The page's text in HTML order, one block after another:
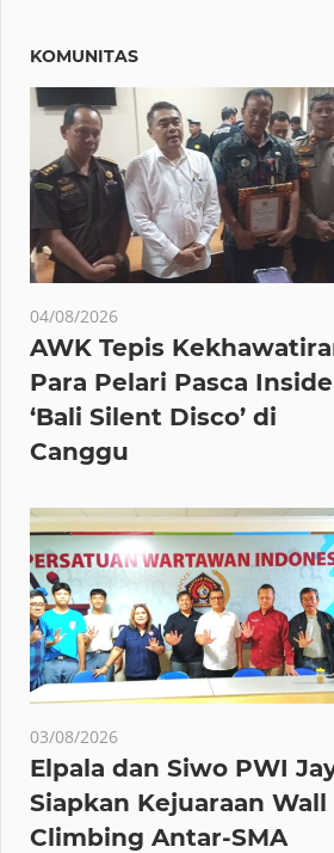
KOMUNITAS
04/08/2026
AWK Tepis
Para Pelari Pasca
‘Bali Silent Disco’ di
Canggu
03/08/2026
Elpala dan Siwo PWI
Siapkan Kejuaraan Wall
Climbing Antar-SMA